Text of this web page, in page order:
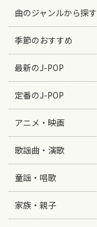
曲のジャンルから探す
季節のおすすめ
最新のJ-POP
定番のJ-POP
アニメ・映画
歌謡曲・演歌
童謡・唱歌
家族・親子